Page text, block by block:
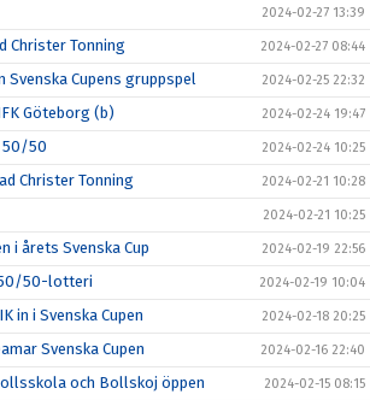
2024-02-27 13:39
Christer Tonning 2024-02-27 08:44
Svenska Cupens gruppspel 2024-02-25 22:32
Göteborg (b) 2024-02-24 19:47
50/50 2024-02-24 10:25
Christer Tonning 2024-02-21 10:28
2024-02-21 10:25
i årets Svenska Cup 2024-02-19 22:56
50-lotteri 2024-02-19 10:04
in i Svenska Cupen 2024-02-18 20:25
Svenska Cupen 2024-02-16 22:40
och Bollskoj öppen 2024-02-15 08:15